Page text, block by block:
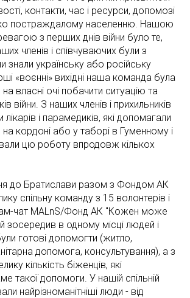
контакти, час і ресурси, допомозі
постраждалому населенню. Нашою
з перших днів війни було те,
членів і співчуваючих були з
знали українську або російську
«воєнні» вихідні наша команда була
власні очі побачити ситуацію та
війни. З наших членів і прихильників
лікарів і парамедиків, які допомагали
кордоні або у таборі в Гуменному і
цю роботу впродовж кількох
до Братислави разом з Фондом АК
спільну команду з 15 волонтерів і
чат MALnS/Фонд АК "Кожен може
зосередив в одному місці людей і
були готові допомогти (житло,
допомога, консультування), а з
кількість біженців, які
такої допомоги. У нашій спільній
найрізноманітніші люди - від